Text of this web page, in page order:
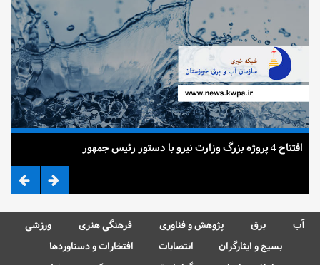
افتتاح 4 پروژه بزرگ وزارت نیرو با دستور رئیس جمهور
آب برق پژوهش و فناوری فرهنگی هنری
ورزشی
بسیج و ایثارگران
انتصابات
افتخارات و دستاوردها